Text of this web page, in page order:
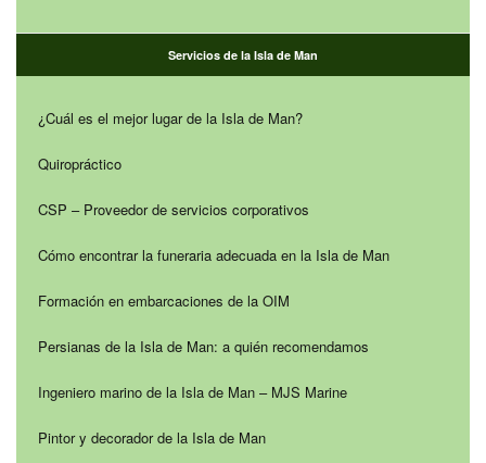
Servicios de la Isla de Man
¿Cuál es el mejor lugar de la Isla de Man?
Quiropráctico
CSP – Proveedor de servicios corporativos
Cómo encontrar la funeraria adecuada en la Isla de Man
Formación en embarcaciones de la OIM
Persianas de la Isla de Man: a quién recomendamos
Ingeniero marino de la Isla de Man – MJS Marine
Pintor y decorador de la Isla de Man